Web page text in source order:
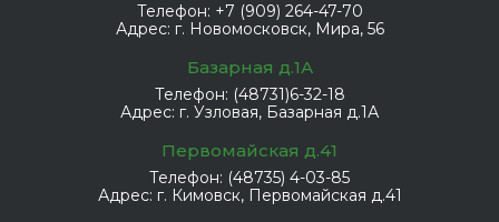
Телефон: +7 (909) 264-47-70
Адрес: г. Новомосковск, Мира, 56
Базарная д.1А
Телефон: (48731)6-32-18
Адрес: г. Узловая, Базарная д.1А
Первомайская д.41
Телефон: (48735) 4-03-85
Адрес: г. Кимовск, Первомайская д.41